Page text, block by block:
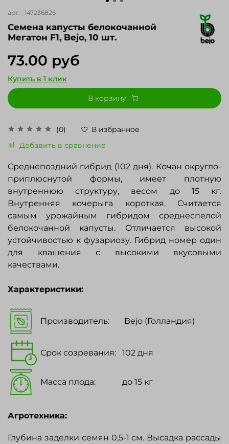
арт. _147236826
Cемена капусты белокочанной
Мегатон F1, Bejo, 10 шт.
(0)
В избранное
Добавить в сравнение
73.00 руб
Купить в 1 клик
В корзину
Среднепоздний гибрид (102 дня). Кочан округло-
приплюснутой формы, имеет плотную
внутреннюю структуру, весом до 15 кг.
Внутренняя кочерыга короткая. Считается
самым урожайным гибридом среднеспелой
белокочанной капусты. Отличается высокой
устойчивостью к фузариозу. Гибрид номер один
для квашения с высокими вкусовыми
качествами.
Характеристики:
Производитель: Bejo (Голландия)
Срок созревания: 102 дня
Масса плода: до 15 кг
Агротехника:
Глубина заделки семян 0,5-1 см. Высадка рассады